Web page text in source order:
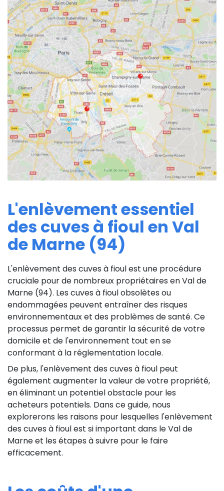
L'enlèvement essentiel
des cuves à fioul en Val
de Marne (94)
L'enlèvement des cuves à fioul est une procédure
cruciale pour de nombreux propriétaires en Val de
Marne (94). Les cuves à fioul obsolètes ou
endommagées peuvent entraîner des risques
environnementaux et des problèmes de santé. Ce
processus permet de garantir la sécurité de votre
domicile et de l'environnement tout en se
conformant à la réglementation locale.
De plus, l'enlèvement des cuves à fioul peut
également augmenter la valeur de votre propriété,
en éliminant un potentiel obstacle pour les
acheteurs potentiels. Dans ce guide, nous
explorerons les raisons pour lesquelles l'enlèvement
des cuves à fioul est si important dans le Val de
Marne et les étapes à suivre pour le faire
efficacement.